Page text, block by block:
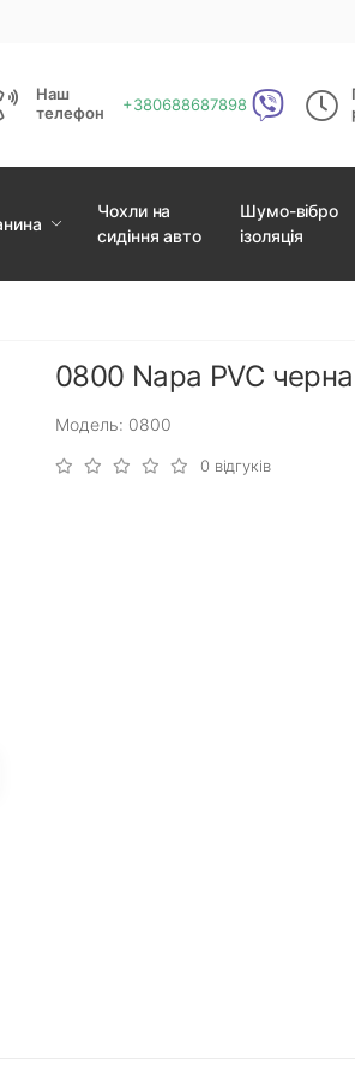
Наш
телефон
+380688687898
Чохли на
сидіння авто
Шумо-вібро
ізоляція
0800 Napa PVC
Модель: 0800
0 відгуків